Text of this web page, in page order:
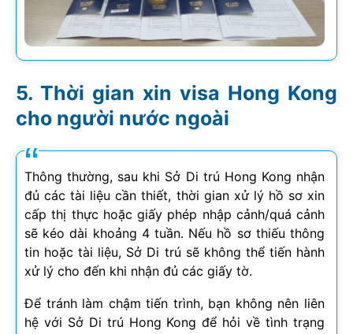
Thời gian xin visa Hong Kong
cho người nước ngoài
Thông thường, sau khi Sở Di trú Hong Kong nhận
đủ các tài liệu cần thiết, thời gian xử lý hồ sơ xin
cấp thị thực hoặc giấy phép nhập cảnh/quá cảnh
sẽ kéo dài khoảng 4 tuần. Nếu hồ sơ thiếu thông
tin hoặc tài liệu, Sở Di trú sẽ không thể tiến hành
xử lý cho đến khi nhận đủ các giấy tờ.
Để tránh làm chậm tiến trình, bạn không nên liên
hệ với Sở Di trú Hong Kong để hỏi về tình trạng